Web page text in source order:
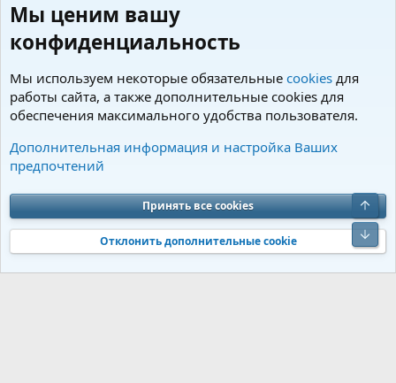
Теги
Cookies Charm by DCom
Обратная связь
Условия и правила
Политика конфиденциальности
Помощь
S
S
Community platform by XenForo® © 2010-2026 XenForo Ltd. Перевод от
Jumuro®|Media embeds via s9e/MediaSites
Мы ценим вашу
конфиденциальность
Мы используем некоторые обязательные cookies для
работы сайта, а также дополнительные cookies для
обеспечения максимального удобства пользователя.
Дополнительная информация и настройка Ваших
предпочтений
Принять все cookies
Отклонить дополнительные cookie
Верх
Низ